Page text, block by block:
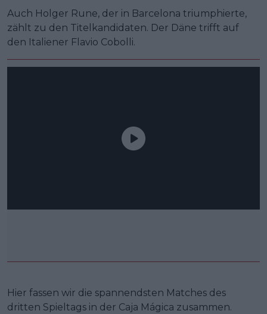
Auch Holger Rune, der in Barcelona triumphierte,
zählt zu den Titelkandidaten. Der Däne trifft auf
den Italiener Flavio Cobolli.
Hier fassen wir die spannendsten Matches des
dritten Spieltags in der Caja Mágica zusammen.